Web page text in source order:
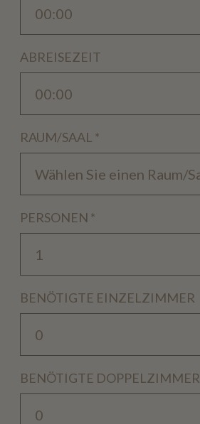
ABREISEZEIT
RAUM/SAAL *
PERSONEN *
BENÖTIGTE EINZELZIMMER
BENÖTIGTE DOPPELZIMMER